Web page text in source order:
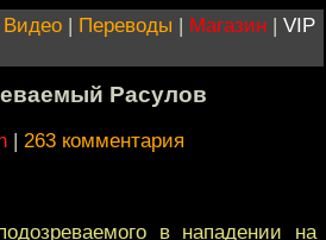
Видео | Переводы | Магазин | VIP
Расулов
| 263 комментария
в нападении на